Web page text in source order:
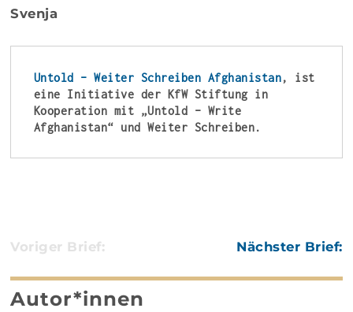
Svenja
Untold – Weiter Schreiben Afghanistan, ist
eine Initiative der KfW Stiftung in
Kooperation mit „Untold – Write
Afghanistan“ und Weiter Schreiben.
Voriger Brief: Nächster Brief:
Autor*innen